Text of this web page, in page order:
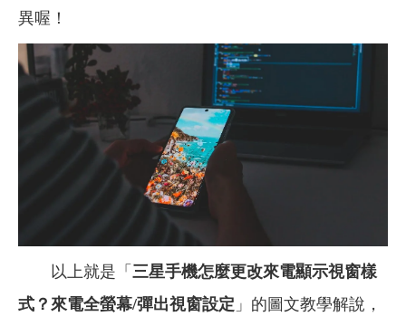
異喔！
以上就是「 三星手機怎麼更改來電顯示視窗樣
式？來電全螢幕/彈出視窗設定 」的圖文教學解說，